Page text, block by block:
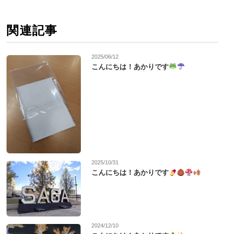
関連記事
2025/06/12
こんにちは！あかりです
2025/10/31
こんにちは！あかりです
2024/12/10